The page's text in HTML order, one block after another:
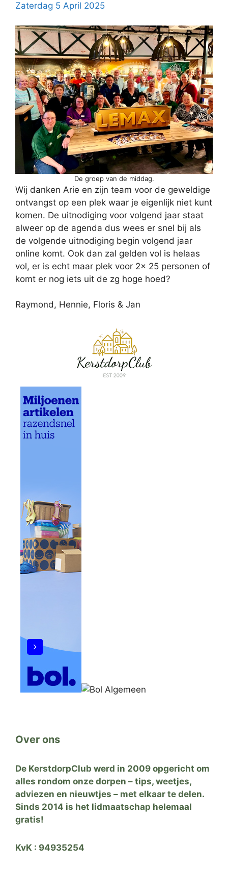
Zaterdag 5 April 2025
De groep van de middag.
Wij danken Arie en zijn team voor de geweldige
ontvangst op een plek waar je eigenlijk niet kunt
komen. De uitnodiging voor volgend jaar staat
alweer op de agenda dus wees er snel bij als
de volgende uitnodiging begin volgend jaar
online komt. Ook dan zal gelden vol is helaas
vol, er is echt maar plek voor 2x 25 personen of
komt er nog iets uit de zg hoge hoed?
Raymond, Hennie, Floris & Jan
Over ons
De KerstdorpClub werd in 2009 opgericht om
alles rondom onze dorpen – tips, weetjes,
adviezen en nieuwtjes – met elkaar te delen.
Sinds 2014 is het lidmaatschap helemaal
gratis!
KvK : 94935254